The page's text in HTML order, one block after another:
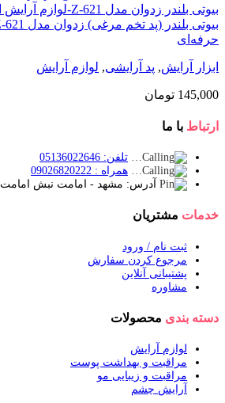
حرفه‌ای
ابزار آرایش, پد آرایشی, لوازم آرایش
145,000 تومان
ارتباط با ما
تلفن: 05136022646
همراه : 09026820222
آدرس: مشهد - امامت نبش امامت 34
خدمات مشتریان
ثبت نام / ورود
مرجوع کردن سفارش
پشتیبانی آنلاین
مشاوره
دسته بندی محصولات
لوازم آرایش
مراقبت و بهداشت پوست
مراقبت و زیبایی مو
آرایش چشم